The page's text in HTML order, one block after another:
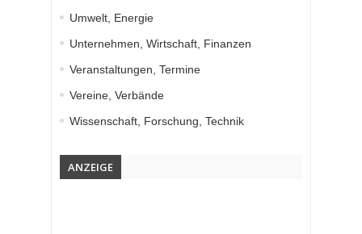
Umwelt, Energie
Unternehmen, Wirtschaft, Finanzen
Veranstaltungen, Termine
Vereine, Verbände
Wissenschaft, Forschung, Technik
ANZEIGE